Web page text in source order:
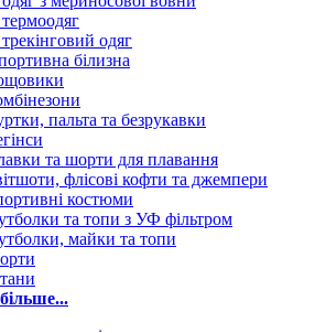
одяг
білизна
пальта та безрукавки
та шорти для плавання
флісові кофти та джемпери
костюми
та топи з УФ фільтром
майки та топи